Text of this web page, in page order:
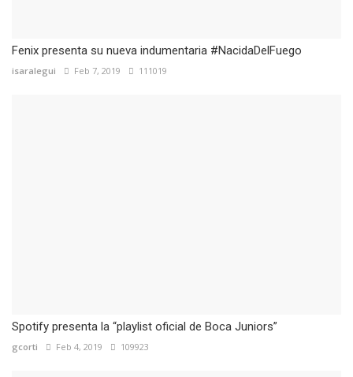
Fenix presenta su nueva indumentaria #NacidaDelFuego
isaralegui Feb 7, 2019 111019
Spotify presenta la “playlist oficial de Boca Juniors”
gcorti Feb 4, 2019 109923